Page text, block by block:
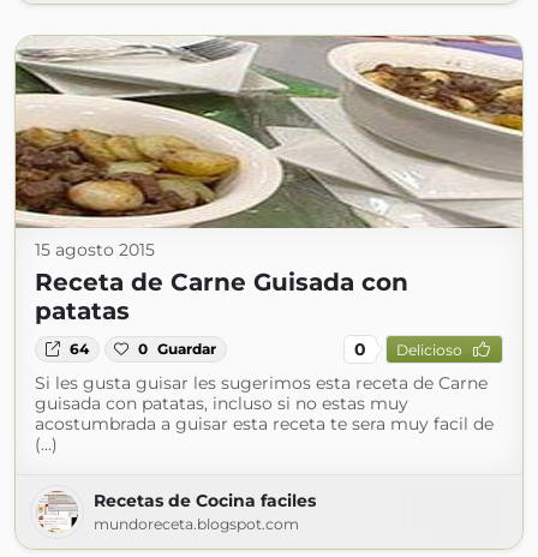
15 agosto 2015
Receta de Carne Guisada con
patatas
64 0 Guardar 0 Delicioso
Si les gusta guisar les sugerimos esta receta de Carne
guisada con patatas, incluso si no estas muy
acostumbrada a guisar esta receta te sera muy facil de
(...)
Recetas de Cocina faciles
mundoreceta.blogspot.com